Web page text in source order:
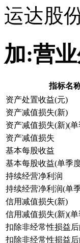
运达股
加:营
指标名
资产处置收益(元)
资产减值损失(新)
资产减值损失(新)(
资产减值损失
基本每股收益
基本每股收益(单季
持续经营净利润
持续经营净利润(单
信用减值损失(新)
信用减值损失(新)(
扣除非经常性损益
扣除非经常性损益